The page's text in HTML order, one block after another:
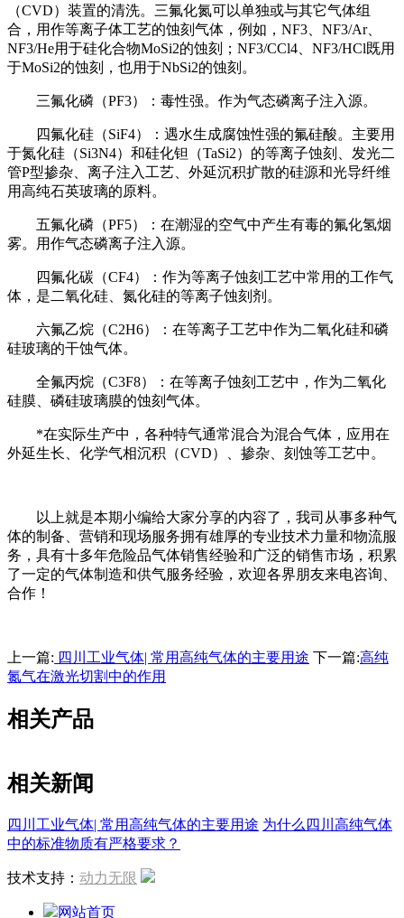
（CVD）装置的清洗。三氟化氮可以单独或与其它气体组
合，用作等离子体工艺的蚀刻气体，例如，NF3、NF3/Ar、
NF3/He用于硅化合物MoSi2的蚀刻；NF3/CCl4、NF3/HCl既用
于MoSi2的蚀刻，也用于NbSi2的蚀刻。
三氟化磷（PF3）：毒性强。作为气态磷离子注入源。
四氟化硅（SiF4）：遇水生成腐蚀性强的氟硅酸。主要用
于氮化硅（Si3N4）和硅化钽（TaSi2）的等离子蚀刻、发光二
管P型掺杂、离子注入工艺、外延沉积扩散的硅源和光导纤维
用高纯石英玻璃的原料。
五氟化磷（PF5）：在潮湿的空气中产生有毒的氟化氢烟
雾。用作气态磷离子注入源。
四氟化碳（CF4）：作为等离子蚀刻工艺中常用的工作气
体，是二氧化硅、氮化硅的等离子蚀刻剂。
六氟乙烷（C2H6）：在等离子工艺中作为二氧化硅和磷
硅玻璃的干蚀气体。
全氟丙烷（C3F8）：在等离子蚀刻工艺中，作为二氧化
硅膜、磷硅玻璃膜的蚀刻气体。
*在实际生产中，各种特气通常混合为混合气体，应用在
外延生长、化学气相沉积（CVD）、掺杂、刻蚀等工艺中。
以上就是本期小编给大家分享的内容了，我司从事多种气
体的制备、营销和现场服务拥有雄厚的专业技术力量和物流服
务，具有十多年危险品气体销售经验和广泛的销售市场，积累
了一定的气体制造和供气服务经验，欢迎各界朋友来电咨询、
合作！
上一篇: 四川工业气体| 常用高纯气体的主要用途 下一篇:高纯
氮气在激光切割中的作用
相关产品
相关新闻
四川工业气体| 常用高纯气体的主要用途 为什么四川高纯气体
中的标准物质有严格要求？
技术支持： 动力无限
网站首页